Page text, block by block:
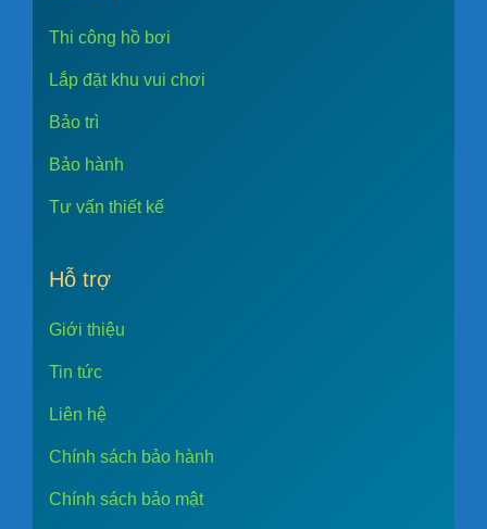
Thi công hồ bơi
Lắp đặt khu vui chơi
Bảo trì
Bảo hành
Tư vấn thiết kế
Hỗ trợ
Giới thiệu
Tin tức
Liên hệ
Chính sách bảo hành
Chính sách bảo mật